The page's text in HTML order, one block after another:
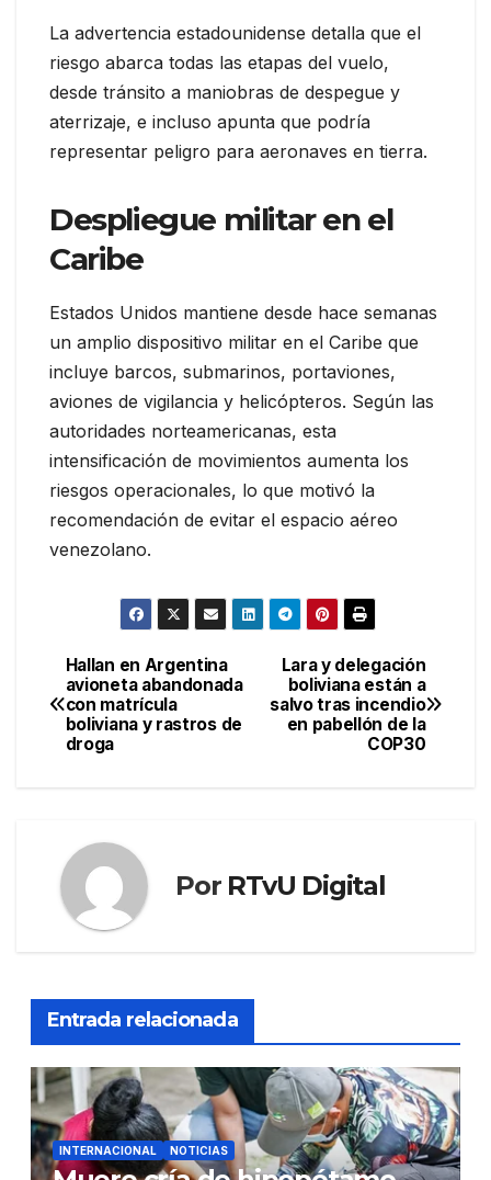
La advertencia estadounidense detalla que el
riesgo abarca todas las etapas del vuelo,
desde tránsito a maniobras de despegue y
aterrizaje, e incluso apunta que podría
representar peligro para aeronaves en tierra.
Despliegue militar en el
Caribe
Estados Unidos mantiene desde hace semanas
un amplio dispositivo militar en el Caribe que
incluye barcos, submarinos, portaviones,
aviones de vigilancia y helicópteros. Según las
autoridades norteamericanas, esta
intensificación de movimientos aumenta los
riesgos operacionales, lo que motivó la
recomendación de evitar el espacio aéreo
venezolano.
Navegación
de
entradas
Lara y delegación
boliviana están a
salvo tras incendio
en pabellón de la
COP30
Hallan en Argentina
avioneta abandonada
con matrícula
boliviana y rastros de
droga
Por RTvU Digital
Entrada relacionada
INTERNACIONAL NOTICIAS